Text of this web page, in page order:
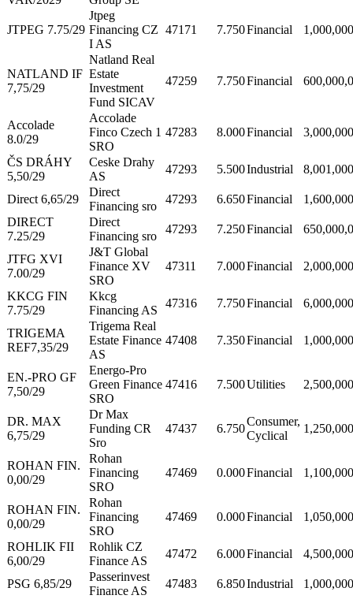
JTPEG 7.75/29
Jtpeg
Financing CZ
I AS
47171 7.750Financial
NATLAND IF
7,75/29
Natland Real
Estate
Investment
Fund SICAV
47259 7.750Financial
Accolade
8.0/29
Accolade
Finco Czech 1
SRO
47283 8.000Financial
ČS DRÁHY
5,50/29
Ceske Drahy
AS
47293 5.500Industrial
Direct 6,65/29
Direct
Financing sro
47293 6.650Financial
DIRECT
7.25/29
Direct
Financing sro
47293 7.250Financial
JTFG XVI
7.00/29
J&T Global
Finance XV
SRO
47311 7.000Financial
KKCG FIN
7.75/29
Kkcg
Financing AS
47316 7.750Financial
TRIGEMA
REF7,35/29
Trigema Real
Estate Finance
AS
47408 7.350Financial
EN.-PRO GF
7,50/29
Energo-Pro
Green Finance
SRO
47416 7.500Utilities
DR. MAX
6,75/29
Dr Max
Funding CR
Sro
47437 6.750
Consumer,
Cyclical
ROHAN FIN.
0,00/29
Rohan
Financing
SRO
47469 0.000Financial
ROHAN FIN.
0,00/29
Rohan
Financing
SRO
47469 0.000Financial
ROHLIK FII
6,00/29
Rohlik CZ
Finance AS
47472 6.000Financial
PSG 6,85/29
Passerinvest
Finance AS
47483 6.850Industrial